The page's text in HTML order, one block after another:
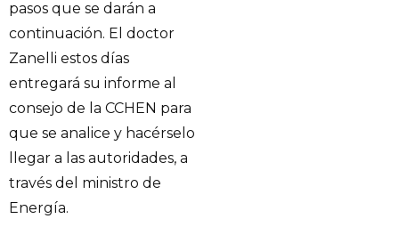
pasos que se darán a
continuación. El doctor
Zanelli estos días
entregará su informe al
consejo de la CCHEN para
que se analice y hacérselo
llegar a las autoridades, a
través del ministro de
Energía.